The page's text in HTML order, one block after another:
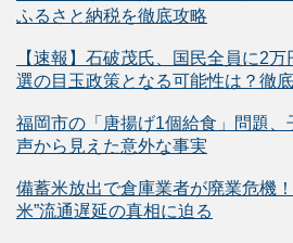
ふるさと納税を徹底攻略
【速報】石破茂氏、国民全員に2
選の目玉政策となる可能性は？徹底
福岡市の「唐揚げ1個給食」問題、
声から見えた意外な事実
備蓄米放出で倉庫業者が廃業危機
米”流通遅延の真相に迫る